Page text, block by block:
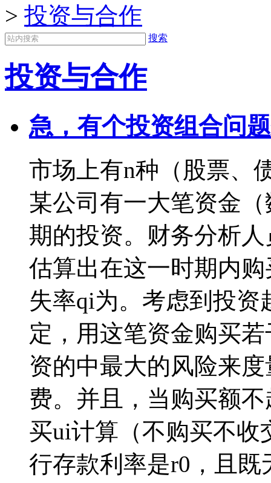
> 投资与合作
搜索
投资与合作
急，有个投资组合问
市场上有n种（股票、
某公司有一大笔资金
期的投资。财务分析
估算出在这一时期内
失率qi为。考虑到投资
定，用这笔资金购买
资的中最大的风险来
费。并且，当购买额
买ui计算（不购买不收
行存款利率是r0，且